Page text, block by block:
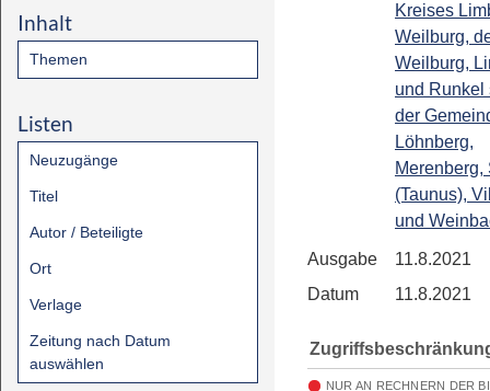
Inhalt
Themen
Listen
Neuzugänge
Titel
Autor / Beteiligte
Ort
Verlage
Zeitung nach Datum
auswählen
Kreises
Weilburg,
Weilburg,
und Runkel
der
Löhnberg,
Merenberg,
(Taunus),
und
Ausgabe
11.8.2021
Datum
11.8.2021
NUR AN RECHNERN DER